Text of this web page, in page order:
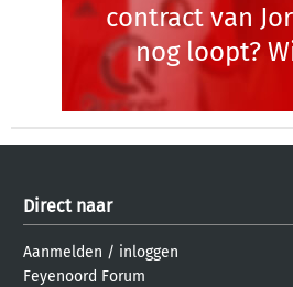
contract van
nog loopt?
Direct naar
Aanmelden / inloggen
Feyenoord Forum